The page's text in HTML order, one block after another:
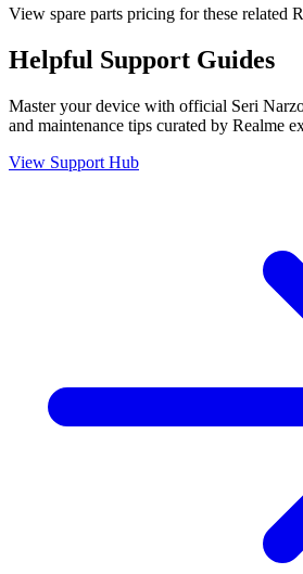
View spare parts pricing for these related
Helpful Support Guides
Master your device with official Seri
and maintenance tips curated by Realme
View Support Hub